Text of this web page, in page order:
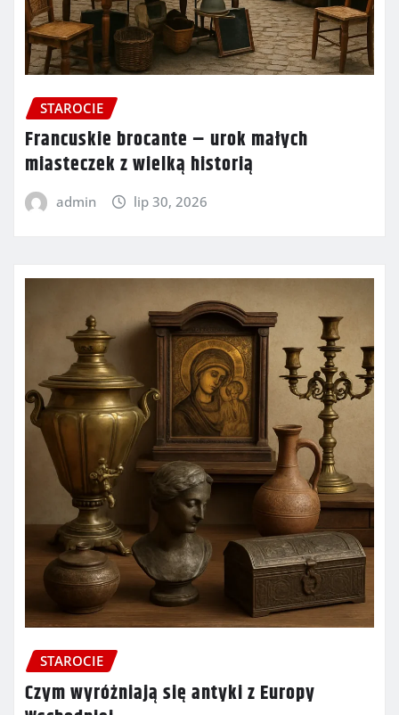
STAROCIE
Francuskie brocante – urok małych
miasteczek z wielką historią
admin lip 30, 2026
STAROCIE
Czym wyróżniają się antyki z Europy